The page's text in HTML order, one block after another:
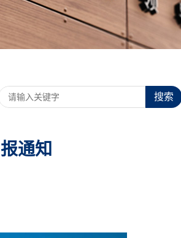
搜索
通知